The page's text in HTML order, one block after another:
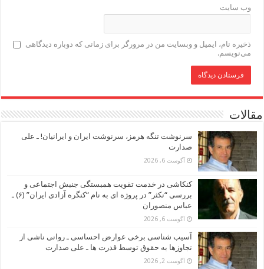
وب‌ سایت
ذخیره نام، ایمیل و وبسایت من در مرورگر برای زمانی که دوباره دیدگاهی
می‌نویسم.
مقالات
سرنوشت تنگه هرمز، سرنوشت ایران و ایرانیان! ـ علی
صدارت
آگوست 6, 2026
کنکاشی در خدمت تقویت همبستگی جنبش اجتماعی و
بررسی “نکثر” در پروژه ای به نام “کنگره آزادی ایران” (۶) ـ
عباس منصوران
آگوست 6, 2026
آسیب شناسی برخی عوارض احساسی ـ روانی ناشی از
تجاوزها به حقوق توسط قدرت ها ـ علی صدارت
آگوست 2, 2026